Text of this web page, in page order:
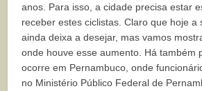
anos. Para isso, a cidade precisa estar
receber estes ciclistas. Claro que hoje a
ainda deixa a desejar, mas vamos
onde houve esse aumento. Há também
ocorre em Pernambuco, onde
no Ministério Público Federal de